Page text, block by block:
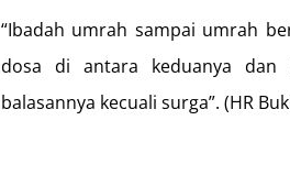
“Ibadah umrah sampai umrah
dosa di antara keduanya
balasannya kecuali surga”. (HR